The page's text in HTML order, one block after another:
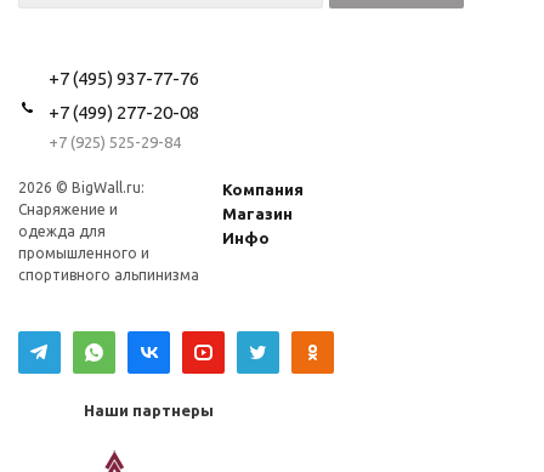
+7 (495) 937-77-76
+7 (499) 277-20-08
+7 (925) 525-29-84
2026 © BigWall.ru:
Снаряжение и
одежда для
промышленного и
спортивного альпинизма
Компания
Магазин
Инфо
Наши партнеры